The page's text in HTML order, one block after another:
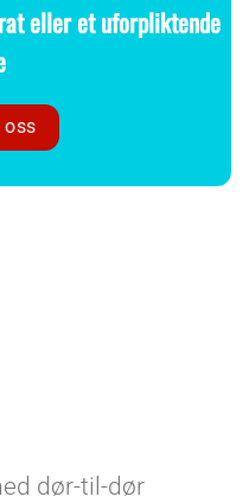
eller et uforpliktende
oss
dør-til-dør